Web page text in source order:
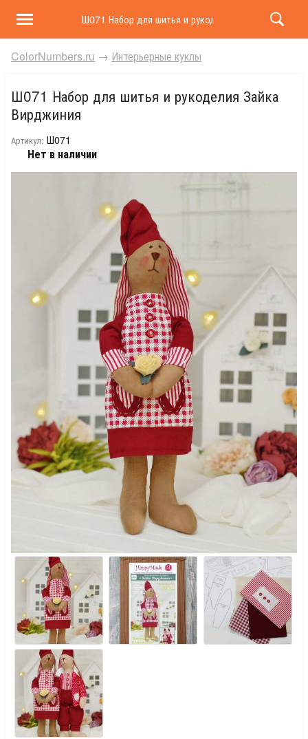
Ш071 Набор для шитья и рукоделия Зайка
ColorNumbers.ru → Интерьерные куклы
Ш071 Набор для шитья и рукоделия Зайка
Вирджиния
Артикул: Ш071
Нет в наличии